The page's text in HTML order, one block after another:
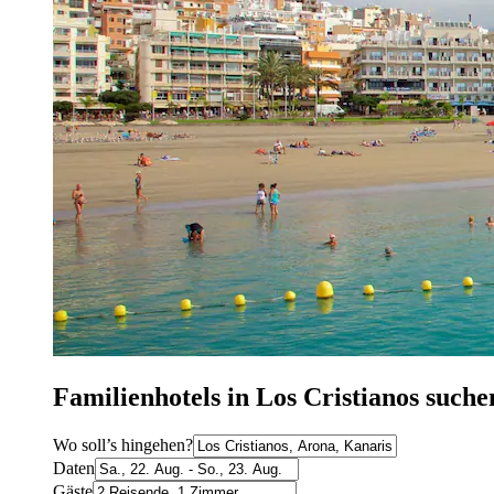
Familienhotels in Los Cristianos
Wo soll’s hingehen?
Daten